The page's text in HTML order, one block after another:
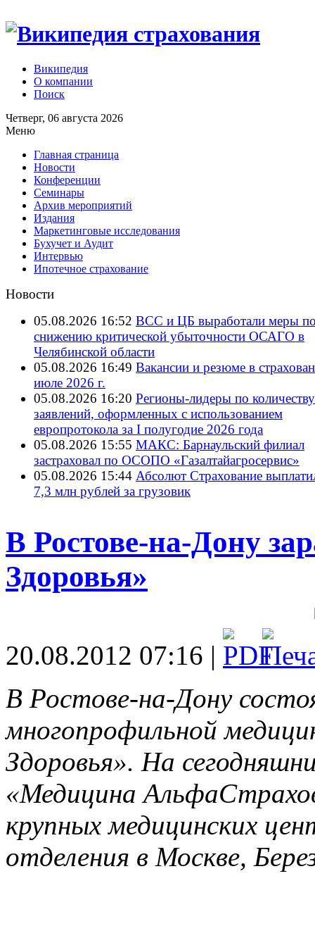
Википедия
О компании
Поиск
Четверг, 06 августа 2026
Меню
Главная страница
Новости
Конференции
Семинары
Архив мероприятий
Издания
Маркетинговые исследования
Бухучет и Аудит
Интервью
Ипотечное страхование
Новости
05.08.2026 16:52 ВСС и ЦБ выработали меры
снижению критической убыточности ОСАГО в
Челябинской области
05.08.2026 16:49 Вакансии и резюме в
июле 2026 г.
05.08.2026 16:20 Регионы-лидеры по количеству
заявлений, оформленных с использованием
европротокола за I полугодие 2026 года
05.08.2026 15:55 МАКС: Барнаульский филиал
застраховал по ОСОПО «Газалтайагросервис»
05.08.2026 15:44 Абсолют Страхование
7,3 млн рублей за грузовик
В Ростове-на-Дону
Здоровья»
20.08.2012 07:16 |
В Ростове-на-Дону
многопрофильной
Здоровья». На
«Медицина
крупных медицинских
отделения в Москве,